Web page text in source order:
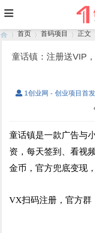
首页 首码项目 正文
童话镇：注册送VIP
1创业网 - 创业项目首
童话镇是一款广告与
资，每天签到、看视
金币，官方兜底变现
VX扫码注册，官方群